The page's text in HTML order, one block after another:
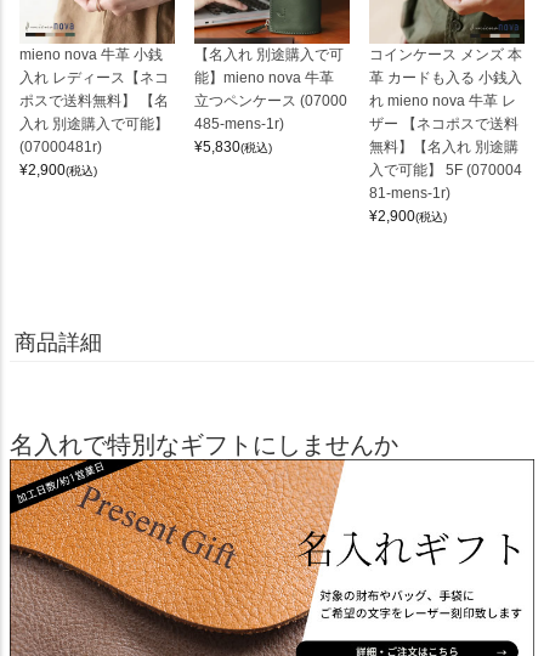
mieno nova 牛革 小銭
入れ レディース【ネコ
ポスで送料無料】 【名
入れ 別途購入で可能】
(07000481r)
¥2,900(税込)
【名入れ 別途購入で可
能】mieno nova 牛革
立つペンケース (07000
485-mens-1r)
¥5,830(税込)
コインケース メンズ 本
革 カードも入る 小銭入
れ mieno nova 牛革 レ
ザー 【ネコポスで送料
無料】【名入れ 別途購
入で可能】 5F (070004
81-mens-1r)
¥2,900(税込)
商品詳細
名入れで特別なギフトにしませんか